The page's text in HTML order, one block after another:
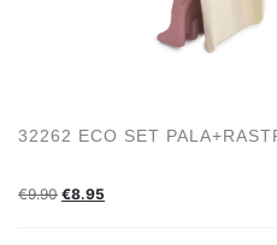
32262 ECO SET
€9.90 €8.95